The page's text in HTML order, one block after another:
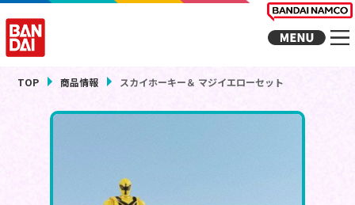
TOP 商品情報 スカイホーキー＆ マジイエローセット